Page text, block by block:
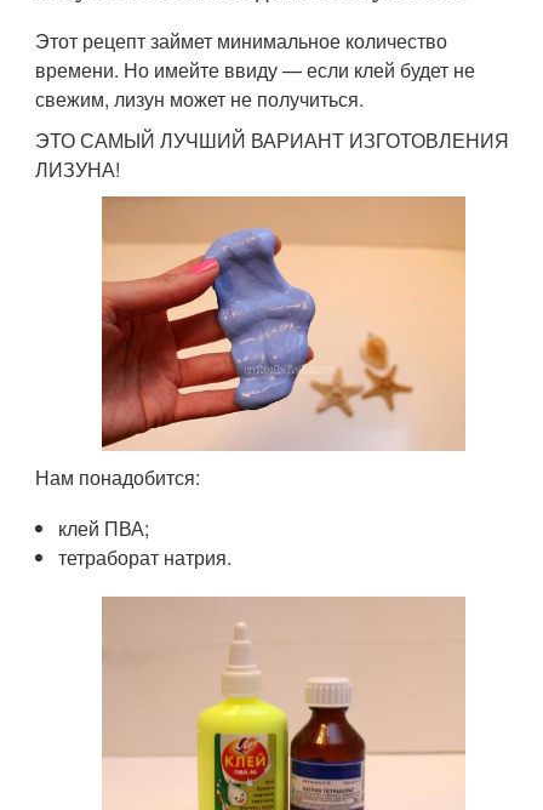
Этот рецепт займет минимальное количество
времени. Но имейте ввиду — если клей будет не
свежим, лизун может не получиться.
ЭТО САМЫЙ ЛУЧШИЙ ВАРИАНТ ИЗГОТОВЛЕНИЯ
ЛИЗУНА!
Нам понадобится:
клей ПВА;
тетраборат натрия.